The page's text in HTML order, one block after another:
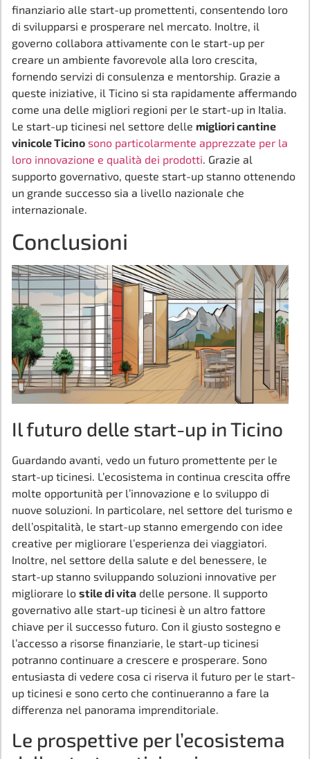
finanziario alle start-up promettenti, consentendo loro
di svilupparsi e prosperare nel mercato. Inoltre, il
governo collabora attivamente con le start-up per
creare un ambiente favorevole alla loro crescita,
fornendo servizi di consulenza e mentorship. Grazie a
queste iniziative, il Ticino si sta rapidamente affermando
come una delle migliori regioni per le start-up in Italia.
Le start-up ticinesi nel settore delle migliori cantine
vinicole Ticino sono particolarmente apprezzate per la
loro innovazione e qualità dei prodotti . Grazie al
supporto governativo, queste start-up stanno ottenendo
un grande successo sia a livello nazionale che
internazionale.
Conclusioni
Il futuro delle start-up in Ticino
Guardando avanti, vedo un futuro promettente per le
start-up ticinesi. L’ecosistema in continua crescita offre
molte opportunità per l’innovazione e lo sviluppo di
nuove soluzioni. In particolare, nel settore del turismo e
dell’ospitalità, le start-up stanno emergendo con idee
creative per migliorare l’esperienza dei viaggiatori.
Inoltre, nel settore della salute e del benessere, le
start-up stanno sviluppando soluzioni innovative per
migliorare lo stile di vita delle persone. Il supporto
governativo alle start-up ticinesi è un altro fattore
chiave per il successo futuro. Con il giusto sostegno e
l’accesso a risorse finanziarie, le start-up ticinesi
potranno continuare a crescere e prosperare. Sono
entusiasta di vedere cosa ci riserva il futuro per le start-
up ticinesi e sono certo che continueranno a fare la
differenza nel panorama imprenditoriale.
Le prospettive per l’ecosistema